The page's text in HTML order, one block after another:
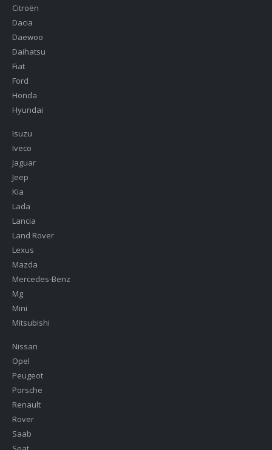
Citroën
Dacia
Daewoo
Daihatsu
Fiat
Ford
Honda
Hyundai
Isuzu
Iveco
Jaguar
Jeep
Kia
Lada
Lancia
Land Rover
Lexus
Mazda
Mercedes-Benz
Mg
Mini
Mitsubishi
Nissan
Opel
Peugeot
Porsche
Renault
Rover
Saab